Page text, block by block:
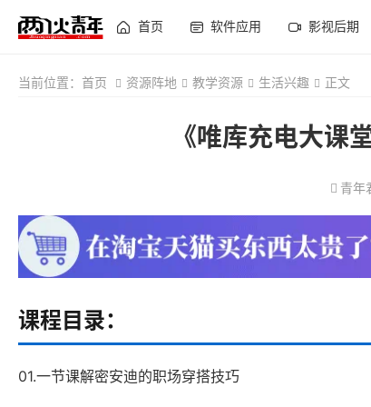
首页 软件应用 影视后期
当前位置： 首页 资源阵地 教学资源 生活兴趣 正文
《唯库充电大课
青年
课程目录：
01.一节课解密安迪的职场穿搭技巧